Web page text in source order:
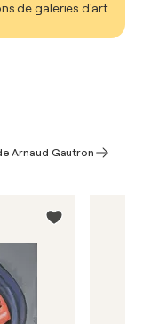
de galeries d'art
Arnaud Gautron